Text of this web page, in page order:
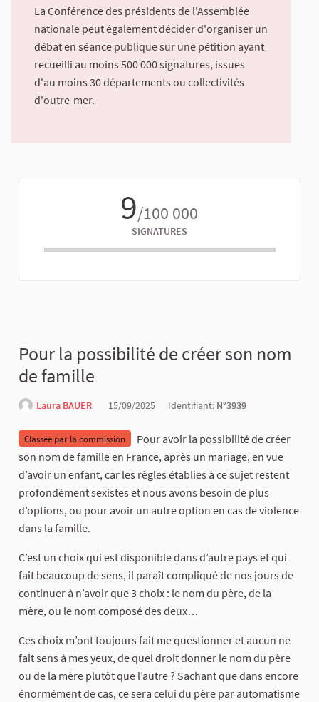
La Conférence des présidents de l'Assemblée
nationale peut également décider d'organiser un
débat en séance publique sur une pétition ayant
recueilli au moins 500 000 signatures, issues
d'au moins 30 départements ou collectivités
d'outre-mer.
9/100 000
SIGNATURES
Pour la possibilité de créer son nom
de famille
Laura BAUER 15/09/2025 Identifiant: N°3939
Classée par la commission
Pour avoir la possibilité de créer
son nom de famille en France, après un mariage, en vue
d’avoir un enfant, car les règles établies à ce sujet restent
profondément sexistes et nous avons besoin de plus
d’options, ou pour avoir un autre option en cas de violence
dans la famille.
C’est un choix qui est disponible dans d’autre pays et qui
fait beaucoup de sens, il paraît compliqué de nos jours de
continuer à n’avoir que 3 choix : le nom du père, de la
mère, ou le nom composé des deux…
Ces choix m’ont toujours fait me questionner et aucun ne
fait sens à mes yeux, de quel droit donner le nom du père
ou de la mère plutôt que l’autre ? Sachant que dans encore
énormément de cas, ce sera celui du père par automatisme